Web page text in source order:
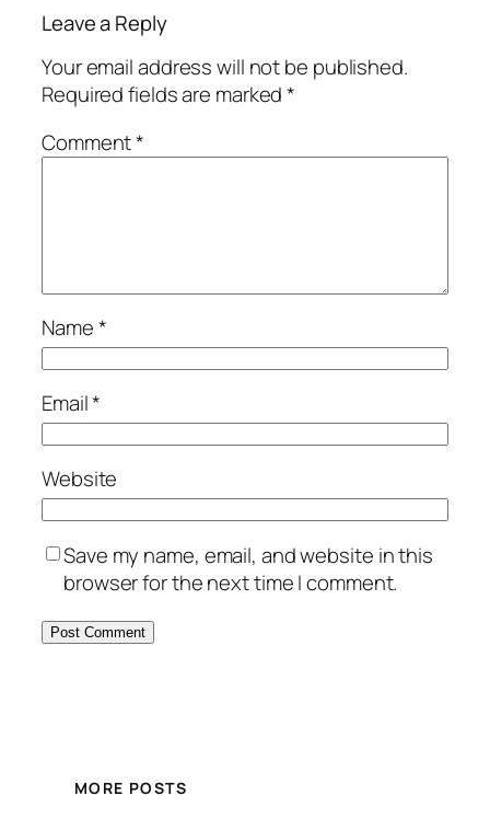
Leave a Reply
Your email address will not be published.
Required fields are marked*
Comment*
Name*
Email*
Website
Save my name, email, and website in this
browser for the next time I comment.
MORE POSTS